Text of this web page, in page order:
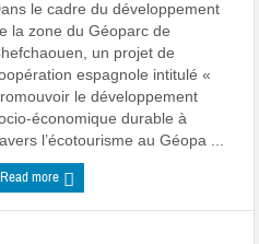
le cadre du développement
la zone du Géoparc de
un projet de
espagnole intitulé «
le développement
économique durable à
l’écotourisme au Géopa ...
Read more